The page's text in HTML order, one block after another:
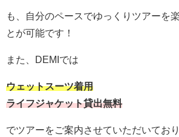
も、自分のペースでゆっくりツアーを
とが可能です！
また、DEMIでは
ウェットスーツ着用
ライフジャケット貸出無料
でツアーをご案内させていただいており